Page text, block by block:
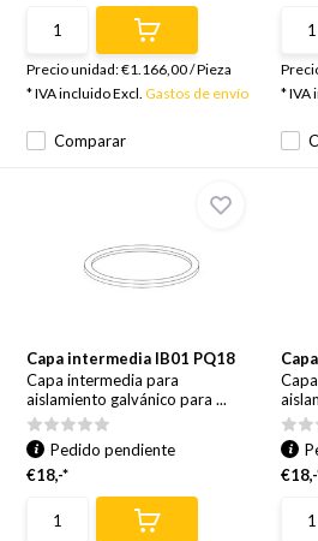
Comparar
Precio unidad:€1.166,00/Pieza
* IVA incluido Excl.Gastos de envío
* IVA
Capa intermedia IB01 PQ18
Capa intermedia para
aislamiento galvánico para ...
Pedido pendiente
€18,-*